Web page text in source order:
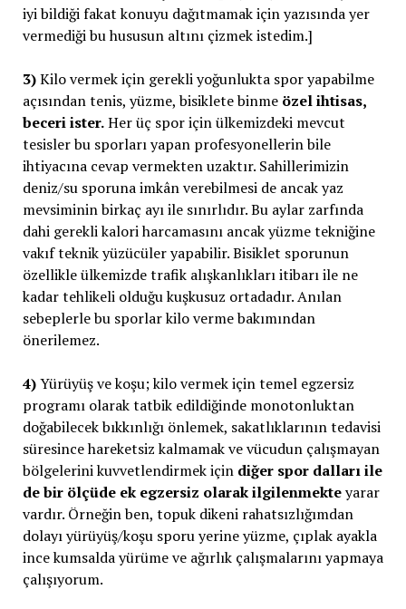
iyi bildiği fakat konuyu dağıtmamak için yazısında yer
vermediği bu hususun altını çizmek istedim.]
3)Kilo vermek için gerekli yoğunlukta spor yapabilme
açısından tenis, yüzme, bisiklete binme özel ihtisas,
beceri ister.Her üç spor için ülkemizdeki mevcut
tesisler bu sporları yapan profesyonellerin bile
ihtiyacına cevap vermekten uzaktır. Sahillerimizin
deniz/su sporuna imkân verebilmesi de ancak yaz
mevsiminin birkaç ayı ile sınırlıdır. Bu aylar zarfında
dahi gerekli kalori harcamasını ancak yüzme tekniğine
vakıf teknik yüzücüler yapabilir. Bisiklet sporunun
özellikle ülkemizde trafik alışkanlıkları itibarı ile ne
kadar tehlikeli olduğu kuşkusuz ortadadır. Anılan
sebeplerle bu sporlar kilo verme bakımından
önerilemez.
4)Yürüyüş ve koşu; kilo vermek için temel egzersiz
programı olarak tatbik edildiğinde monotonluktan
doğabilecek bıkkınlığı önlemek, sakatlıklarının tedavisi
süresince hareketsiz kalmamak ve vücudun çalışmayan
bölgelerini kuvvetlendirmek için diğer spor dalları ile
de bir ölçüde ek egzersiz olarak ilgilenmekteyarar
vardır. Örneğin ben, topuk dikeni rahatsızlığımdan
dolayı yürüyüş/koşu sporu yerine yüzme, çıplak ayakla
ince kumsalda yürüme ve ağırlık çalışmalarını yapmaya
çalışıyorum.